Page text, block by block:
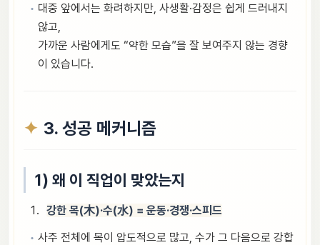
대중 앞에서는 화려하지만, 사생활·감정은 쉽게 드러내지
않고,
가까운 사람에게도 “약한 모습”을 잘 보여주지 않는 경향
이 있습니다.
3. 성공 메커니즘
1) 왜 이 직업이 맞았는지
강한 목(木)·수(水) = 운동·경쟁·스피드
사주 전체에 목이 압도적으로 많고, 수가 그 다음으로 강합